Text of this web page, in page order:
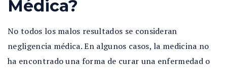
Médica?
No todos los malos resultados se consideran
negligencia médica. En algunos casos, la medicina no
ha encontrado una forma de curar una enfermedad o